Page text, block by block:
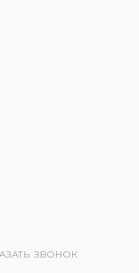
ЗВОНОК